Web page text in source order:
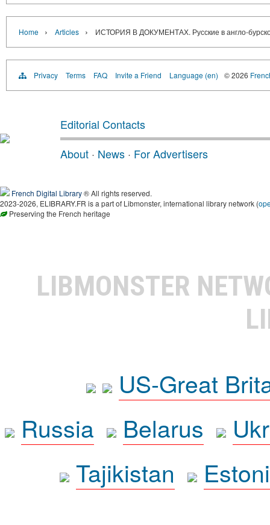
Home › Articles › ИСТОРИЯ В ДОКУМЕНТАХ. Русские в англо-
Privacy Terms FAQ Invite a Friend Language (en) © 2026
Editorial Contacts
About · News · For Advertisers
French Digital Library® All rights reserved.
2023-2026, ELIBRARY.FR is a part of Libmonster, international library network (
Preserving the French heritage
LIBMONSTER
US-Great
Russia
Belarus
Tajikistan